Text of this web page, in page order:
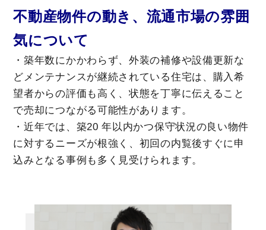
不動産物件の動き、流通市場の雰囲
気について
・築年数にかかわらず、外装の補修や設備更新な
どメンテナンスが継続されている住宅は、購入希
望者からの評価も高く、状態を丁寧に伝えること
で売却につながる可能性があります。
・近年では、築20 年以内かつ保守状況の良い物件
に対するニーズが根強く、初回の内覧後すぐに申
込みとなる事例も多く見受けられます。